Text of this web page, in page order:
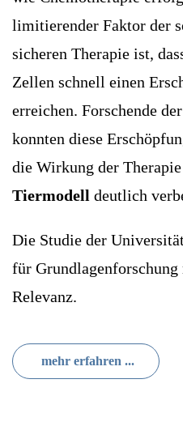
limitierender Faktor der
sicheren Therapie ist,
Zellen schnell einen
erreichen. Forschende
konnten diese
die Wirkung der
Tiermodell deutlich
Die Studie der
für
Relevanz.
mehr erfahren ...